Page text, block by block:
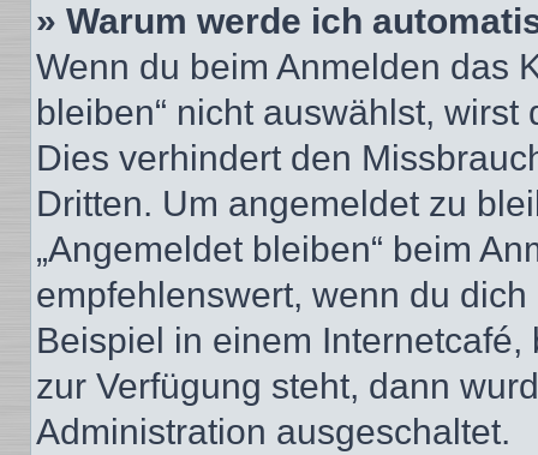
» Warum werde ich
Wenn du beim Anmelden das
bleiben“ nicht auswählst,
Dies verhindert den
Dritten. Um angemeldet zu
„Angemeldet bleiben“ beim
empfehlenswert, wenn du
Beispiel in einem
zur Verfügung steht, dann
Administration ausgeschaltet.